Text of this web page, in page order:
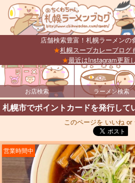
店舗検索豊富！札幌ラーメンの
★札幌スープカレーブログ
★最近はInstagram更新
お店検索 ラーメン検索
札幌市でポイントカードを発行して
このページを いいね or
営業時間中